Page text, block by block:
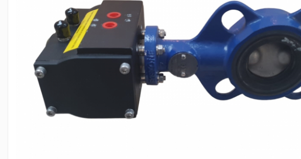
PIESE PUTZMEISTER
PIESE WAITZNGER
STATII DE BETOANE LIEBHERR
STATII DE BETOANE STETTER